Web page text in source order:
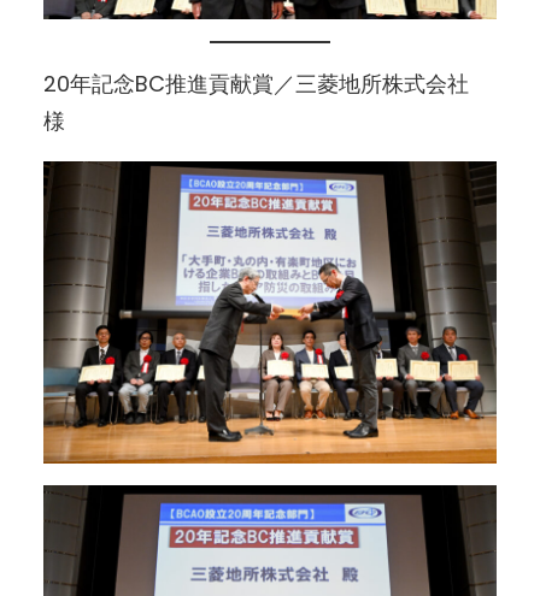
20年記念BC推進貢献賞／三菱地所株式会社
様